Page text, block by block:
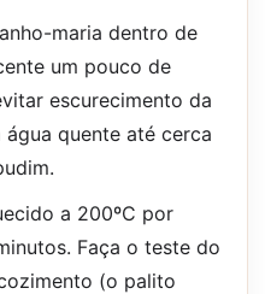
maria dentro de
um pouco de
escurecimento da
quente até cerca
a 200ºC por
Faça o teste do
(o palito